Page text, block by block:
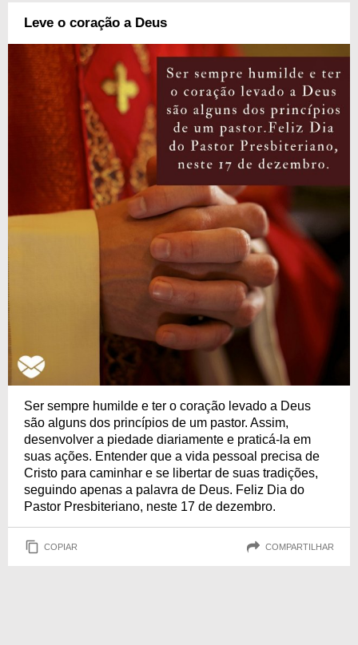
Leve o coração a Deus
Ser sempre humilde e ter o coração levado a Deus
são alguns dos princípios de um pastor. Assim,
desenvolver a piedade diariamente e praticá-la em
suas ações. Entender que a vida pessoal precisa de
Cristo para caminhar e se libertar de suas tradições,
seguindo apenas a palavra de Deus. Feliz Dia do
Pastor Presbiteriano, neste 17 de dezembro.
COPIAR COMPARTILHAR